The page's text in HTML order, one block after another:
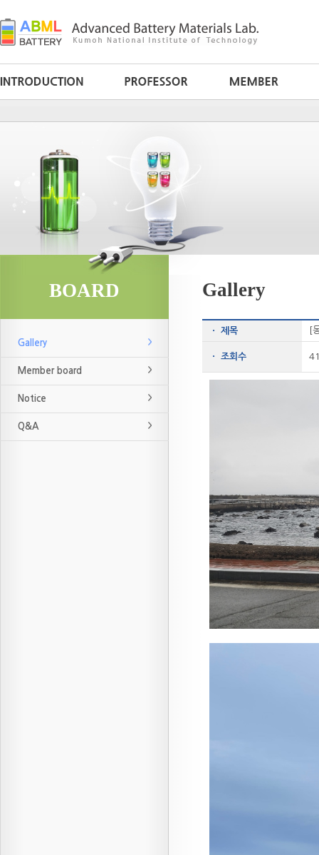
BOARD
Gallery
Member board
Notice
Q&A
Gallery
ㆍ 제목 [
ㆍ 조회수